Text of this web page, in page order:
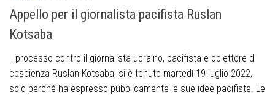
Appello per il giornalista pacifista Ruslan
Kotsaba
Il processo contro il giornalista ucraino, pacifista e obiettore di
coscienza Ruslan Kotsaba, si è tenuto martedì 19 luglio 2022,
solo perché ha espresso pubblicamente le sue idee pacifiste. Le